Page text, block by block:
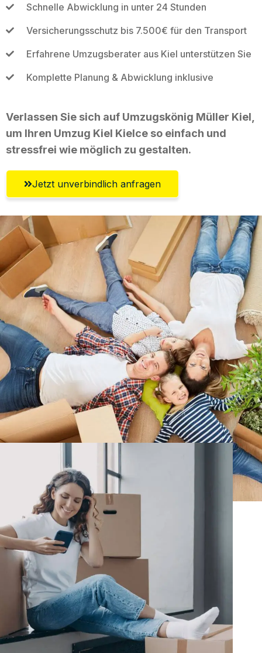
Schnelle Abwicklung in unter 24 Stunden
Versicherungsschutz bis 7.500€ für den Transport
Erfahrene Umzugsberater aus Kiel unterstützen Sie
Komplette Planung & Abwicklung inklusive
Verlassen Sie sich auf Umzugskönig Müller Kiel,
um Ihren Umzug Kiel Kielce so einfach und
stressfrei wie möglich zu gestalten.
Jetzt unverbindlich anfragen